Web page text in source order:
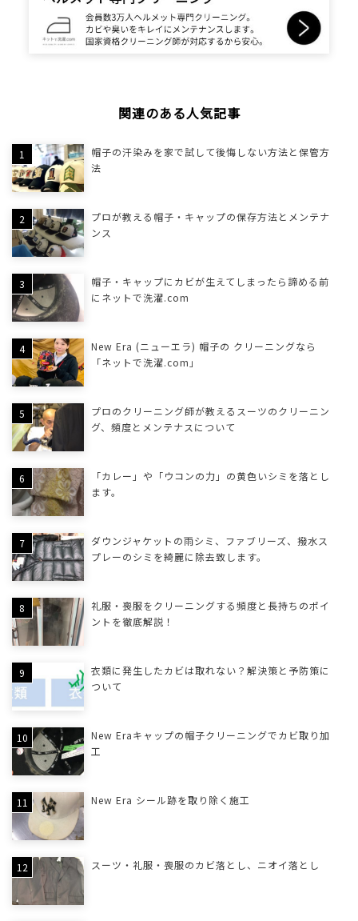
関連のある人気記事
帽子の汗染みを家で試して後悔しない方法と保管方
法
プロが教える帽子・キャップの保存方法とメンテナ
ンス
帽子・キャップにカビが生えてしまったら諦める前
にネットで洗濯.com
New Era (ニューエラ) 帽子の クリーニングなら
「ネットで洗濯.com」
プロのクリーニング師が教えるスーツのクリーニン
グ、頻度とメンテナスについて
「カレー」や「ウコンの力」の黄色いシミを落とし
ます。
ダウンジャケットの雨シミ、ファブリーズ、撥水ス
プレーのシミを綺麗に除去致します。
礼服・喪服をクリーニングする頻度と長持ちのポイ
ントを徹底解説！
衣類に発生したカビは取れない？解決策と予防策に
ついて
New Eraキャップの帽子クリーニングでカビ取り加
工
New Era シール跡を取り除く施工
スーツ・礼服・喪服のカビ落とし、ニオイ落とし